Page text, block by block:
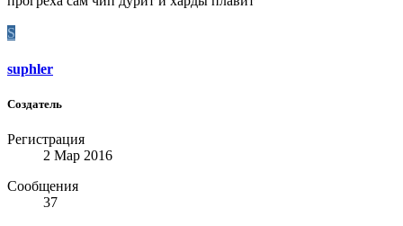
S
suphler
Создатель
Регистрация
2 Мар 2016
Сообщения
37